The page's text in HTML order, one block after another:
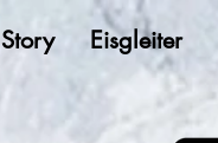
Story Eisgleiter